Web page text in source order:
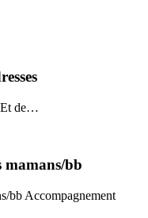
Et de…
mamans/bb
bb Accompagnement